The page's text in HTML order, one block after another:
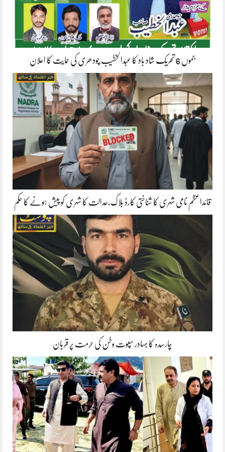
جموں 6 تحریک شاد باد کا عبدالخطیب چودھری کی حمایت کا اعلان
قائداعظم نامی شہری کا شناختی کارڈ بلاک،عدالت کا شہری کو پیش ہونے کا حکم
چارسدہ کا بہادر سپوت وطن کی حرمت پر قربان